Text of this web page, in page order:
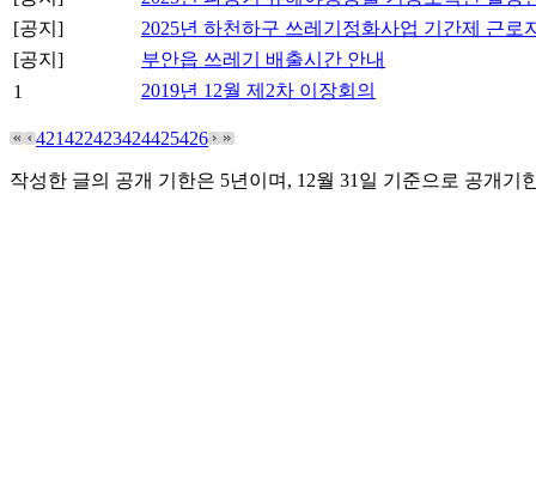
[공지]
2025년 하천하구 쓰레기정화사업 기간제 근로
[공지]
부안읍 쓰레기 배출시간 안내
1
2019년 12월 제2차 이장회의
421422423424425426
작성한 글의 공개 기한은 5년이며, 12월 31일 기준으로 공개기